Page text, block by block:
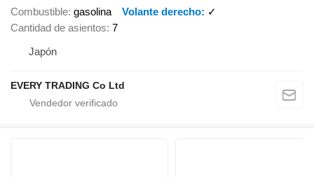
Combustible gasolina Volante derecho
✓
Cantidad de asientos 7
Japón
EVERY TRADING Co Ltd